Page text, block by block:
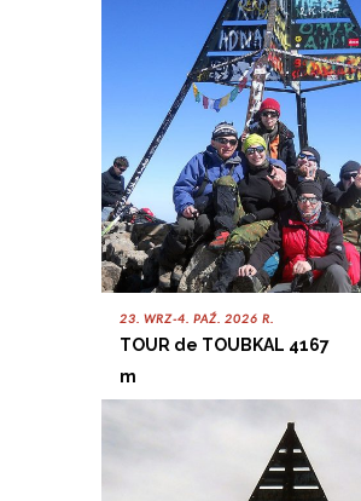
23. WRZ-4. PAŹ. 2026 R.
TOUR de TOUBKAL 4167
m